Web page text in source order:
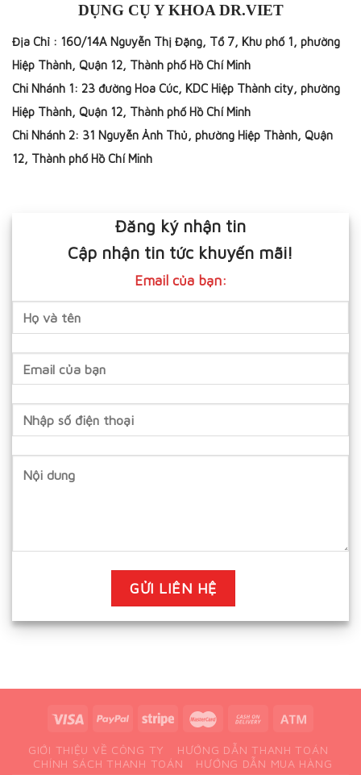
DỤNG CỤ Y KHOA DR.VIET
Địa Chỉ : 160/14A Nguyễn Thị Đặng, Tổ 7, Khu phố 1, phường
Hiệp Thành, Quận 12, Thành phố Hồ Chí Minh
Chi Nhánh 1: 23 đường Hoa Cúc, KDC Hiệp Thành city, phường
Hiệp Thành, Quận 12, Thành phố Hồ Chí Minh
Chi Nhánh 2: 31 Nguyễn Ảnh Thủ, phường Hiệp Thành, Quận
12, Thành phố Hồ Chí Minh
Đăng ký nhận tin
Cập nhận tin tức khuyến mãi!
Email của bạn:
GIỚI THIỆU VỀ CÔNG TY
HƯỚNG DẪN THANH TOÁN
CHÍNH SÁCH THANH TOÁN
HƯỚNG DẪN MUA HÀNG